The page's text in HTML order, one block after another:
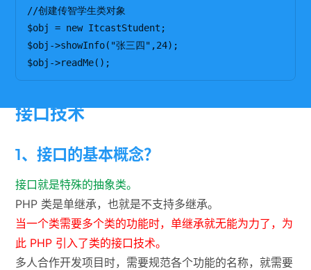
//创建传智学生类对象
$obj = new ItcastStudent;
$obj->showInfo("张三四",24);
接口技术
1、接口的基本概念？
接口就是特殊的抽象类。
PHP 类是单继承，也就是不支持多继承。
当一个类需要多个类的功能时，单继承就无能为力了，为
此 PHP 引入了类的接口技术。
多人合作开发项目时，需要规范各个功能的名称，就需要